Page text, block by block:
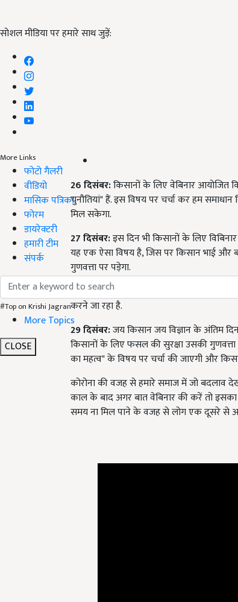
सोशल मीडिया पर हमारे साथ जुड़ें:
More Links
फोटो गैलरी
वीडियो
मासिक पत्रिका
फोरम
डायरेक्टरी
हमारी टीम
संपर्क
#Top on Krishi Jagran
More Topics
CLOSE
26दिसंबर:किसानों के लिए वेबिनार आयोजित
चुनौतियां" हैं. इस विषय पर चर्चा कर हम
मिल सकेगा.
27दिसंबर:इस दिन भी किसानों के लिए
यह एक ऐसा विषय है, जिस पर किसान भाई और
गुणवत्ता पर पड़ेगा.
28दिसंबर:"कृषि क्षेत्र में मशीनीकरण के कारण
करने जा रहा है.
29दिसंबर:जय किसान जय विज्ञान के अंतिम
किसानों के लिए फसल की सुरक्षा उसकी
का महत्व" के विषय पर चर्चा की जाएगी और
कोरोना की वजह से हमारे समाज में जो बदलाव
काल के बाद अगर बात वेबिनार की करें तो
समय ना मिल पाने के वजह से लोग एक दूसरे से